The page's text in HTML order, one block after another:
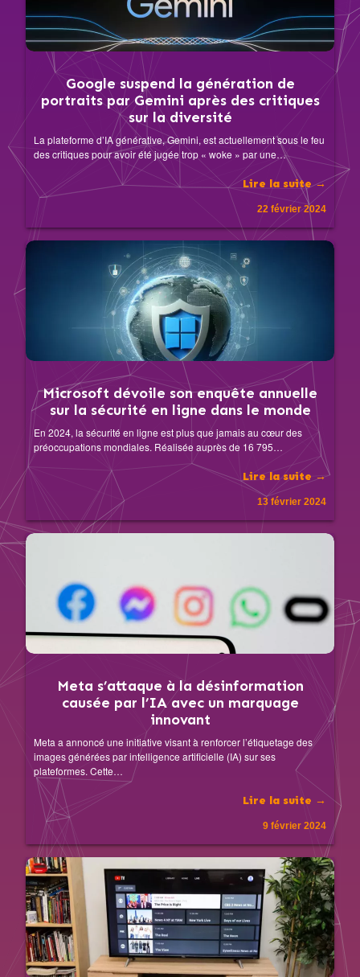
Google suspend la génération de
portraits par Gemini après des critiques
sur la diversité
La plateforme d’IA générative, Gemini, est actuellement sous le feu
des critiques pour avoir été jugée trop « woke » par une…
Lire la suite →
22 février 2024
Microsoft dévoile son enquête annuelle
sur la sécurité en ligne dans le monde
En 2024, la sécurité en ligne est plus que jamais au cœur des
préoccupations mondiales. Réalisée auprès de 16 795…
Lire la suite →
13 février 2024
Meta s’attaque à la désinformation
causée par l’IA avec un marquage
innovant
Meta a annoncé une initiative visant à renforcer l’étiquetage des
images générées par intelligence artificielle (IA) sur ses
plateformes. Cette…
Lire la suite →
9 février 2024